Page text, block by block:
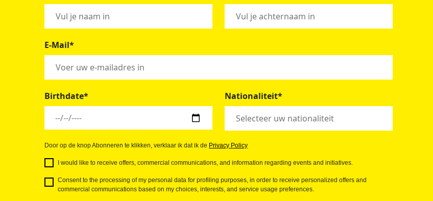
E-Mail*
Birthdate* Nationaliteit*
Door op de knop Abonneren te klikken, verklaar ik dat ik de Privacy Policy
I would like to receive offers, commercial communications, and information regarding events and initiatives.
Consent to the processing of my personal data for profiling purposes, in order to receive personalized offers and
commercial communications based on my choices, interests, and service usage preferences.